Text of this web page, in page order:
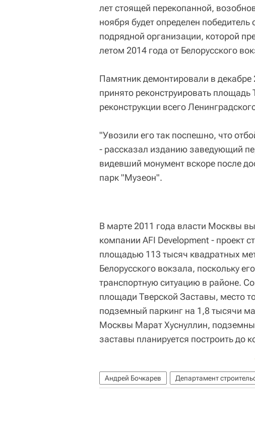
лет стоящей перекопанной,
ноября будет определен
подрядной организации, которой
летом 2014 года от Белорусского
Памятник демонтировали в декабре
принято реконструировать
реконструкции всего
"Увозили его так поспешно, что
- рассказал изданию заведующий
видевший монумент вскоре после
парк "Музеон".
В марте 2011 года власти Москвы
компании AFI Development - проект
площадью 113 тысяч квадратных
Белорусского вокзала, поскольку
транспортную ситуацию в районе.
площади Тверской Заставы, место
подземный паркинг на 1,8 тысячи
Москвы Марат Хуснуллин,
заставы планируется построить до
Андрей Бочкарев Департамент